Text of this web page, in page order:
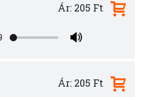
Ár: 205 Ft
Ár: 205 Ft